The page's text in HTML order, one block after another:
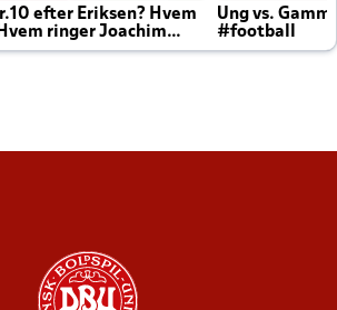
efter Eriksen? Hvem
ringer Joachim
Ung vs.
#football